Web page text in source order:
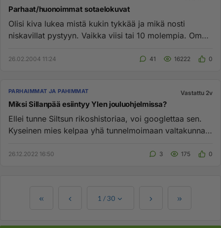
Parhaat/huonoimmat sotaelokuvat
Olisi kiva lukea mistä kukin tykkää ja mikä nosti
niskavillat pystyyn. Vaikka viisi tai 10 molempia. Oma
26.02.2004 11:24 41 16222 0
PARHAIMMAT JA PAHIMMAT Vastattu 2v
Miksi Sillanpää esiintyy Ylen jouluohjelmissa?
Ellei tunne Siltsun rikoshistoriaa, voi googlettaa sen.
Kyseinen mies kelpaa yhä tunnelmoimaan valtakunnan
26.12.2022 16:50 3 175 0
1 /30